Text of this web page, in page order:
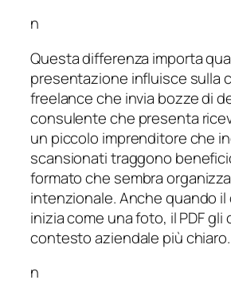
n
Questa differenza importa
presentazione influisce sulla
freelance che invia bozze di
consulente che presenta
un piccolo imprenditore che
scansionati traggono
formato che sembra
intenzionale. Anche quando
inizia come una foto, il PDF
contesto aziendale più chiaro.
n